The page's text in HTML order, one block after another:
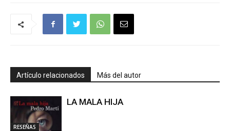
Artículo relacionados Más del autor
RESEÑAS
LA MALA HIJA